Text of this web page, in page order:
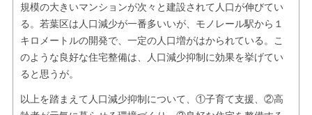
規模の大きいマンションが次々と建設されて人口が伸びてい
る。若葉区は人口減少が一番多いいが、モノレール駅から１
キロメートルの開発で、一定の人口増がはかられている。こ
のような良好な住宅整備は、人口減少抑制に効果を挙げてい
ると思うが。
以上を踏まえて人口減少抑制について、①子育て支援、②高